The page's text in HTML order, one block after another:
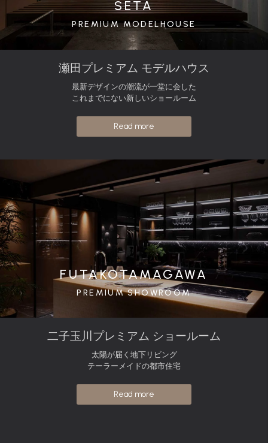
SETA
PREMIUM MODELHOUSE
瀬田プレミアム モデルハウス
最新デザインの潮流が一堂に会した
これまでにない新しいショールーム
Read more
FUTAKOTAMAGAWA
PREMIUM SHOWROOM
二子玉川プレミアム ショールーム
太陽が届く地下リビング
テーラーメイドの都市住宅
Read more